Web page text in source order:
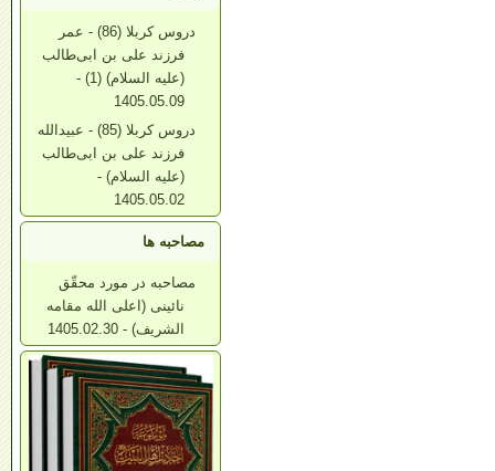
دروس کربلا (86) - عمر
فرزند علی بن ابی‌طالب
(علیه السلام) (1) -
1405.05.09
دروس کربلا (85) - عبیدالله
فرزند علی بن ابی‌طالب
(علیه السلام) -
1405.05.02
مصاحبه ها
مصاحبه در مورد محقّق
نائینی (اعلی الله مقامه
الشریف) - 1405.02.30